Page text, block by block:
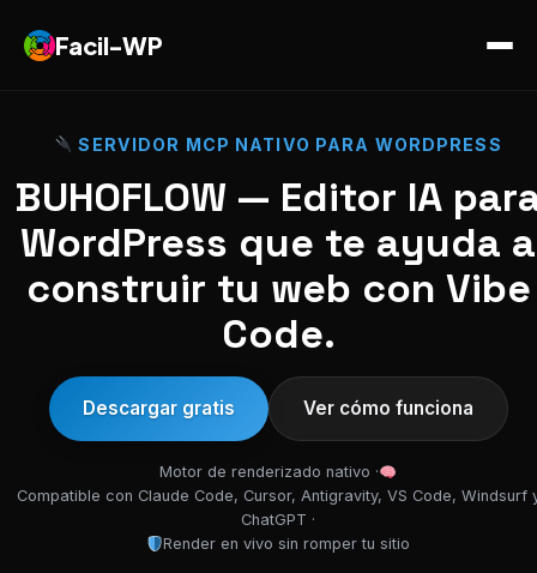
Facil-WP
SERVIDOR MCP NATIVO PARA WORDPRESS
BUHOFLOW — Editor IA
WordPress que te ayuda a
construir tu web con Vibe
Code.
Descargar gratis Ver cómo funciona
Motor de renderizado nativo ·
Compatible con Claude Code, Cursor, Antigravity, VS Code, Windsurf
ChatGPT ·
Render en vivo sin romper tu sitio